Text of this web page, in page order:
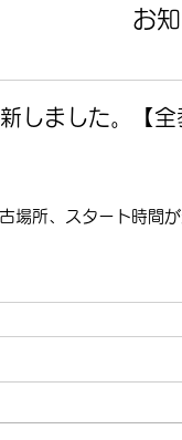
お
しました。【全
場所、スタート時間